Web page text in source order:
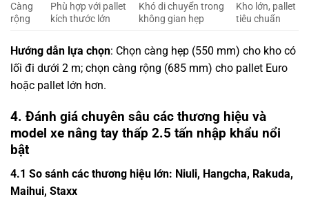
Càng
rộng
Phù hợp với pallet
kích thước lớn
Khó di chuyển trong
không gian hẹp
Kho lớn, pallet
tiêu chuẩn
Hướng dẫn lựa chọn: Chọn càng hẹp (550 mm) cho kho có
lối đi dưới 2 m; chọn càng rộng (685 mm) cho pallet Euro
hoặc pallet lớn hơn.
4. Đánh giá chuyên sâu các thương hiệu và
model xe nâng tay thấp 2.5 tấn nhập khẩu nổi
bật
4.1 So sánh các thương hiệu lớn: Niuli, Hangcha, Rakuda,
Maihui, Staxx